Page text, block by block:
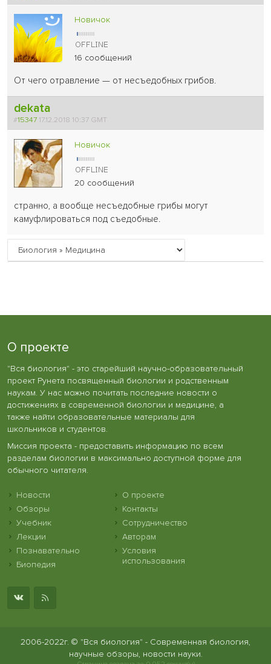
Новичок
16 сообщений
От чего отравление — от несъедобных грибов.
dekata
#15347 17.12.2018 10:37 GMT
Новичок
20 сообщений
странно, а вообще несъедобные грибы могут
камуфлироваться под съедобные.
О проекте
"Вся биология" - это старейший научно-образовательный
проект Рунета посвященный биологии и родственным
наукам. У нас можно почитать последние новости о
достижениях в современной биологии и медицине, а
также найти образовательные материалы для
школьников и студентов.
Миссия проекта - предоставить информацию по всем
разделам биологии в максимально доступной форме для
обычного читателя.
Новости
Обзоры
Учебник
Лекции
Познавательно
Биопедия
О проекте
Контакты
Сотрудничество
Авторам
Условия
использования
2006-2022г. © "Вся биология" - Современная биология,
научные обзоры, новости науки.